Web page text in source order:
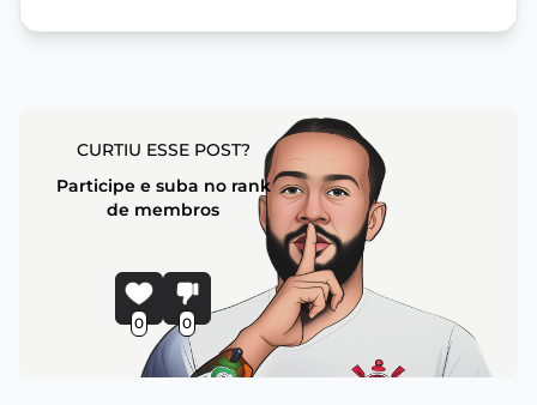
CURTIU ESSE POST?
Participe e suba no rank
de membros
0 0